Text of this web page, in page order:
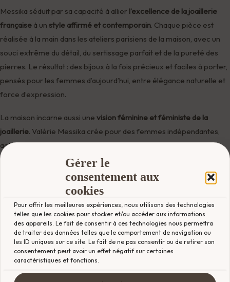
Gérer le
consentement aux
cookies
Pour offrir les meilleures expériences, nous utilisons des technologies
telles que les cookies pour stocker et/ou accéder aux informations
des appareils. Le fait de consentir à ces technologies nous permettra
de traiter des données telles que le comportement de navigation ou
les ID uniques sur ce site. Le fait de ne pas consentir ou de retirer son
consentement peut avoir un effet négatif sur certaines
caractéristiques et fonctions.
Messika séduit par sa capacité à allier l’excellence de la joaillerie
française à un style affirmé et contemporain. Chaque pièce est
réalisée à la main dans les ateliers parisiens de la maison, avec un
souci extrême du détail, du sertissage parfait et de la pureté des
pierres. Le résultat : des bijoux à la fois précieux et faciles à porter,
pensés pour les femmes d’aujourd’hui, entre élégance naturelle et
force d’expression.
La maison incarne aussi une vision féminine et féministe de la
joaillerie. Valérie Messika crée pour des femmes indépendantes,
actives, audacieuses, qui n’attendent pas qu’on leur offre un bijou,
mais qui se l’offrent elles-mêmes. Elle a su imposer une nouvelle
grammaire du bijou de luxe, plus libre, plus graphique, plus en phase
avec les nouvelles générations.
Aujourd’hui, Messika est portée par des icônes internationales telles
que Beyoncé, Gigi Hadid ou Kendall Jenner, et continue d’élargir son
univers avec descollections Haute Joaillerie spectaculaires , mais
aussi des pièces accessibles à porter au quotidien.
ChezBLuxe Genève, la sélection Messika s’adresse à celles qui